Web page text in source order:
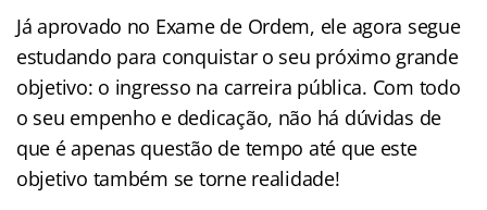
Já aprovado no Exame de Ordem, ele agora segue
estudando para conquistar o seu próximo grande
objetivo: o ingresso na carreira pública. Com todo
o seu empenho e dedicação, não há dúvidas de
que é apenas questão de tempo até que este
objetivo também se torne realidade!